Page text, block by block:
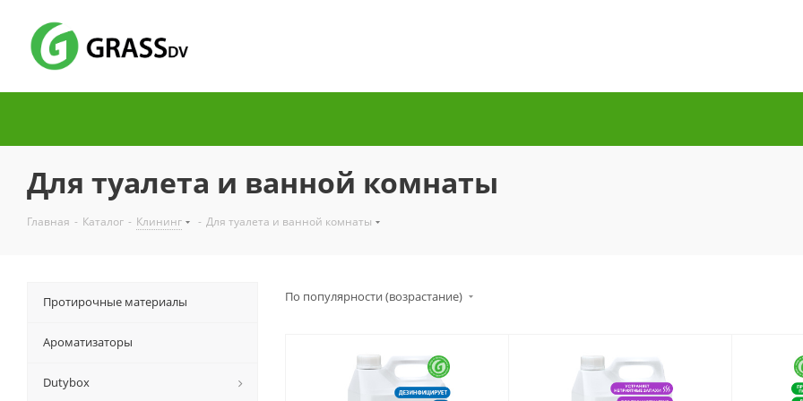
Для туалета и ванной комнаты
Главная - Каталог - Клининг - Для туалета и ванной комнаты
По популярности (возрастание)
Протирочные материалы
Ароматизаторы
Dutybox